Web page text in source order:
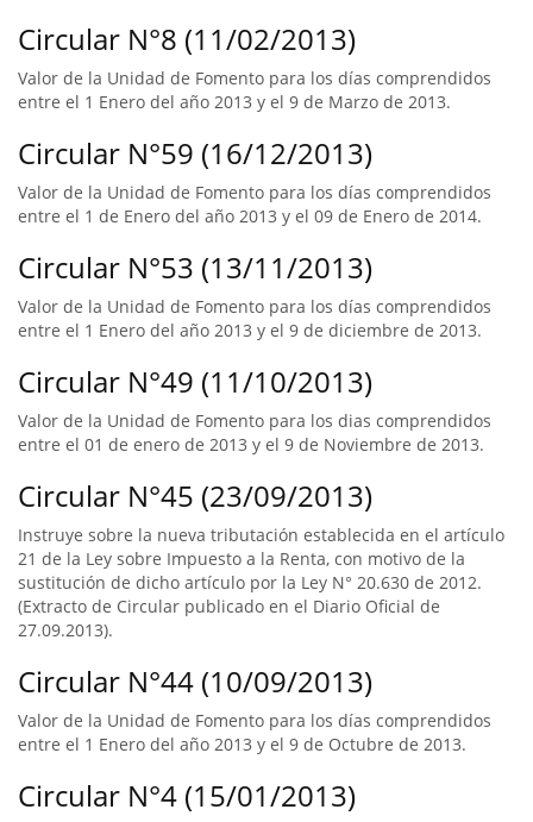
Circular N°8 (11/02/2013)
Valor de la Unidad de Fomento para los días comprendidos
entre el 1 Enero del año 2013 y el 9 de Marzo de 2013.
Circular N°59 (16/12/2013)
Valor de la Unidad de Fomento para los días comprendidos
entre el 1 de Enero del año 2013 y el 09 de Enero de 2014.
Circular N°53 (13/11/2013)
Valor de la Unidad de Fomento para los días comprendidos
entre el 1 Enero del año 2013 y el 9 de diciembre de 2013.
Circular N°49 (11/10/2013)
Valor de la Unidad de Fomento para los dias comprendidos
entre el 01 de enero de 2013 y el 9 de Noviembre de 2013.
Circular N°45 (23/09/2013)
Instruye sobre la nueva tributación establecida en el artículo
21 de la Ley sobre Impuesto a la Renta, con motivo de la
sustitución de dicho artículo por la Ley N° 20.630 de 2012.
(Extracto de Circular publicado en el Diario Oficial de
27.09.2013).
Circular N°44 (10/09/2013)
Valor de la Unidad de Fomento para los días comprendidos
entre el 1 Enero del año 2013 y el 9 de Octubre de 2013.
Circular N°4 (15/01/2013)